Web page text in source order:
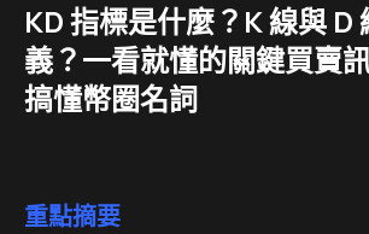
KD 指標是什麼？K 線與 D
義？一看就懂的關鍵買賣
搞懂幣圈名詞
重點摘要